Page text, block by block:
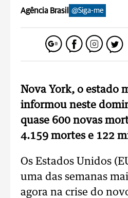
Agência Brasil @Siga-me
Nova York, o estado
informou neste
quase 600 novas
4.159 mortes e 122
Os Estados Unidos
uma das semanas
agora na crise do